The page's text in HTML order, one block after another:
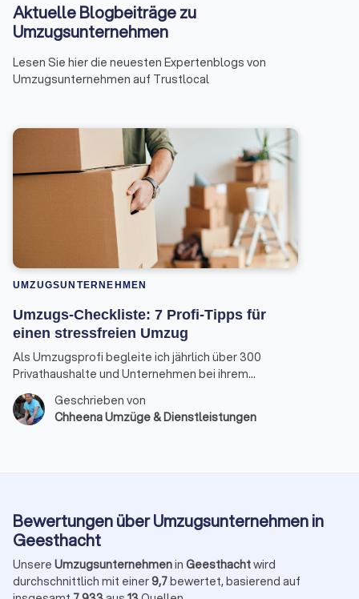
Aktuelle Blogbeiträge zu
Umzugsunternehmen
Lesen Sie hier die neuesten Expertenblogs von
Umzugsunternehmen auf Trustlocal
UMZUGSUNTERNEHMEN
Umzugs-Checkliste: 7 Profi-Tipps für
einen stressfreien Umzug
Als Umzugsprofi begleite ich jährlich über 300
Privathaushalte und Unternehmen bei ihrem
Ortswechsel. Die gute Nachricht: Mit der richtigen
Umzugsplanung kann der Tag nahezu reibungslos
und entspannt ablaufen.
Geschrieben von
Chheena Umzüge & Dienstleistungen
Bewertungen über Umzugsunternehmen in
Geesthacht
Unsere Umzugsunternehmenin Geesthachtwird
durchschnittlich mit einer9,7bewertet, basierend auf